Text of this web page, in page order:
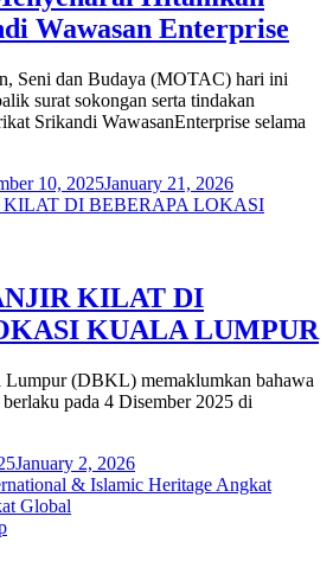
Wawasan Enterprise
Seni dan Budaya (MOTAC) hari ini
surat sokongan serta tindakan
Srikandi WawasanEnterprise selama
10, 2025January 21, 2026
KILAT DI
KUALA LUMPUR
Lumpur (DBKL) memaklumkan bahawa
pada 4 Disember 2025 di
January 2, 2026